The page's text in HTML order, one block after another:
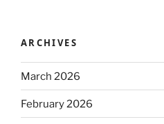
ARCHIVES
March 2026
February 2026